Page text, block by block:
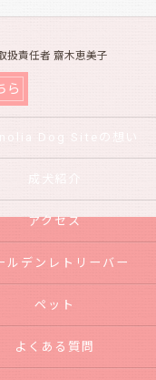
責任者 齋木恵美子
ら
Dog Siteの想い
成犬紹介
アクセス
ルデンレトリーバー
ペット
よくある質問